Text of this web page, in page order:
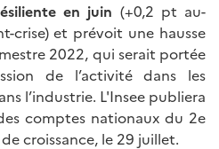
en juin (+0,2 pt au-
crise) et prévoit une hausse
2022, qui serait portée
de l’activité dans les
l’industrie. L'Insee publiera
comptes nationaux du 2e
croissance, le 29 juillet.